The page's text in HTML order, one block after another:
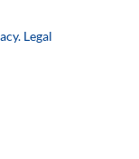
Legal